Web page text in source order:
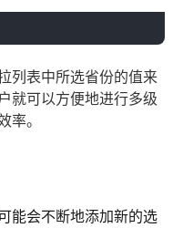
列表中所选省份的值来
就可以方便地进行多级
率。
能会不断地添加新的选